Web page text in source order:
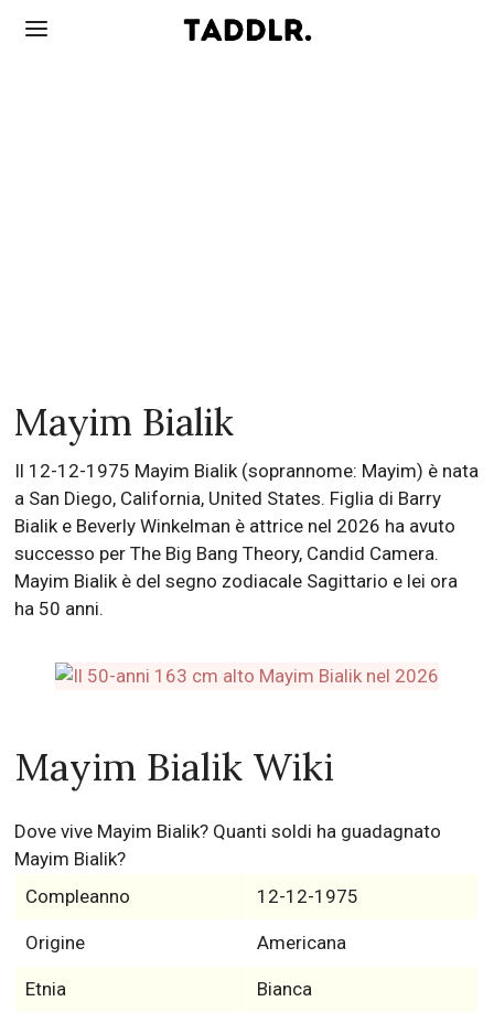
Mayim Bialik
Il 12-12-1975 Mayim Bialik (soprannome: Mayim) è nata
a San Diego, California, United States. Figlia di Barry
Bialik e Beverly Winkelman è attrice nel 2026 ha avuto
successo per The Big Bang Theory, Candid Camera.
Mayim Bialik è del segno zodiacale Sagittario e lei ora
ha 50 anni.
Mayim Bialik Wiki
Dove vive Mayim Bialik? Quanti soldi ha guadagnato
Mayim Bialik?
Compleanno
12-12-1975
Origine Americana
Etnia Bianca